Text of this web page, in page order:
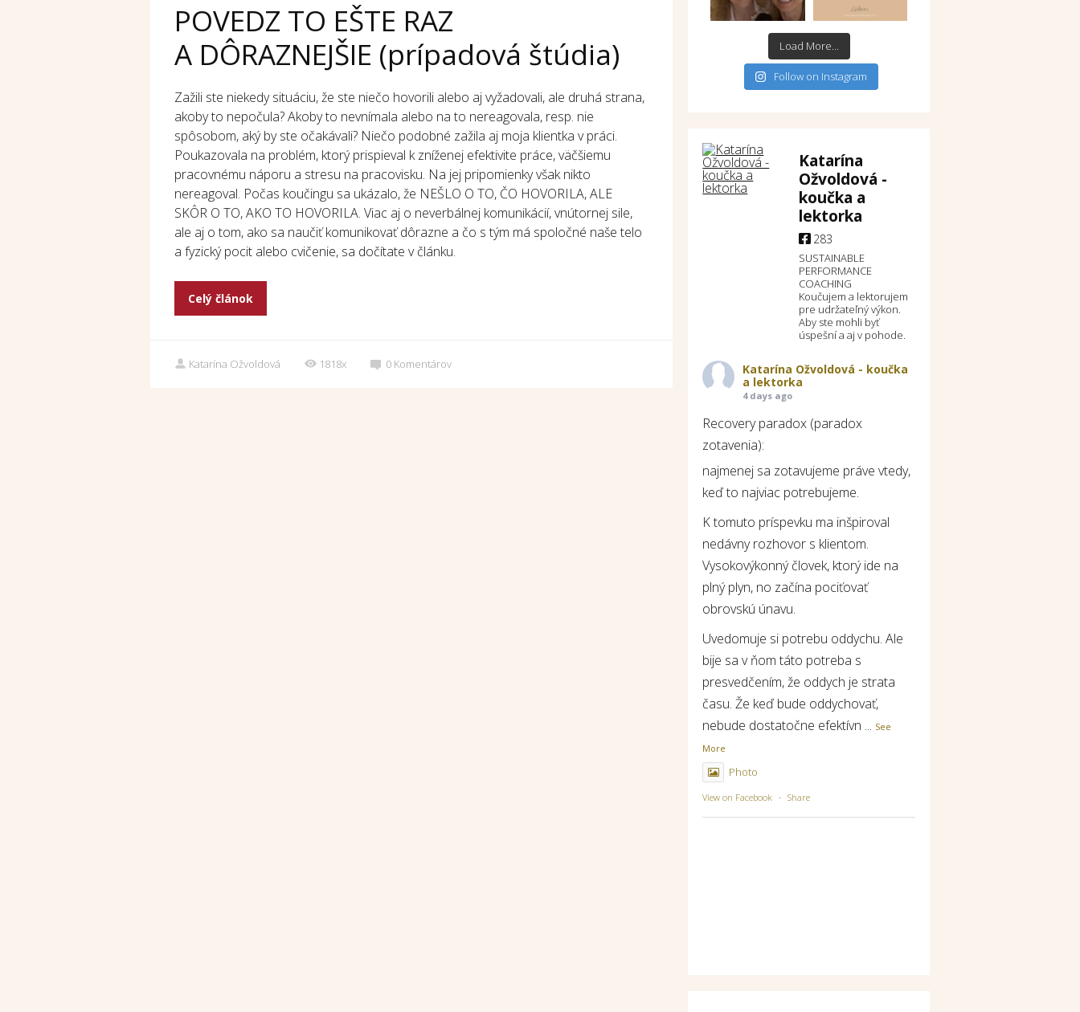
POVEDZ TO EŠTE RAZ
A DÔRAZNEJŠIE (prípadová štúdia)
Zažili ste niekedy situáciu, že ste niečo hovorili alebo aj vyžadovali, ale druhá strana,
akoby to nepočula? Akoby to nevnímala alebo na to nereagovala, resp. nie
spôsobom, aký by ste očakávali? Niečo podobné zažila aj moja klientka v práci.
Poukazovala na problém, ktorý prispieval k zníženej efektivite práce, väčšiemu
pracovnému náporu a stresu na pracovisku. Na jej pripomienky však nikto
nereagoval. Počas koučingu sa ukázalo, že NEŠLO O TO, ČO HOVORILA, ALE
SKÔR O TO, AKO TO HOVORILA. Viac aj o neverbálnej komunikácií, vnútornej sile,
ale aj o tom, ako sa naučiť komunikovať dôrazne a čo s tým má spoločné naše telo
a fyzický pocit alebo cvičenie, sa dočítate v článku.
Celý článok
Katarína Ožvoldová 1818x 0 Komentárov
Load More...
Follow on Instagram
Katarína
Ožvoldová -
koučka a
lektorka
283
SUSTAINABLE
PERFORMANCE
COACHING
Koučujem a lektorujem
pre udržateľný výkon.
Aby ste mohli byť
úspešní a aj v pohode.
Katarína Ožvoldová - koučka
a lektorka
4 days ago
Recovery paradox (paradox
zotavenia):
najmenej sa zotavujeme práve vtedy,
keď to najviac potrebujeme.
K tomuto príspevku ma inšpiroval
nedávny rozhovor s klientom.
Vysokovýkonný človek, ktorý ide na
plný plyn, no začína pociťovať
obrovskú únavu.
Uvedomuje si potrebu oddychu. Ale
bije sa v ňom táto potreba s
presvedčením, že oddych je strata
času. Že keď bude oddychovať,
nebude dostatočne efektívn ... See
More
Photo
View on Facebook · Share